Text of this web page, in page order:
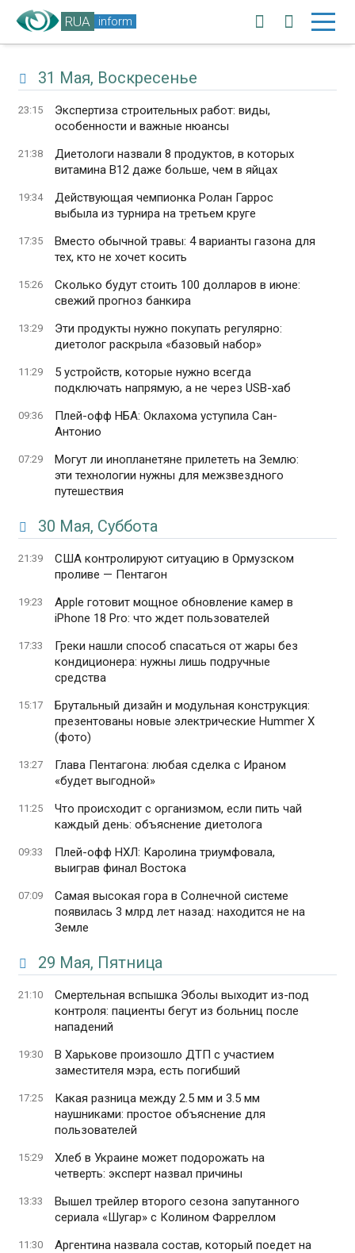
RUA inform
31 Мая, Воскресенье
23:15
Экспертиза строительных работ: виды,
особенности и важные нюансы
21:38
Диетологи назвали 8 продуктов, в которых
витамина B12 даже больше, чем в яйцах
19:34
Действующая чемпионка Ролан Гаррос
выбыла из турнира на третьем круге
17:35
Вместо обычной травы: 4 варианты газона для
тех, кто не хочет косить
15:26
Сколько будут стоить 100 долларов в июне:
свежий прогноз банкира
13:29
Эти продукты нужно покупать регулярно:
диетолог раскрыла «базовый набор»
11:29
5 устройств, которые нужно всегда
подключать напрямую, а не через USB-хаб
09:36
Плей-офф НБА: Оклахома уступила Сан-
Антонио
07:29
Могут ли инопланетяне прилететь на Землю:
эти технологии нужны для межзвездного
путешествия
30 Мая, Суббота
21:39
США контролируют ситуацию в Ормузском
проливе — Пентагон
19:23
Apple готовит мощное обновление камер в
iPhone 18 Pro: что ждет пользователей
17:33
Греки нашли способ спасаться от жары без
кондиционера: нужны лишь подручные
средства
15:17
Брутальный дизайн и модульная конструкция:
презентованы новые электрические Hummer X
(фото)
13:27
Глава Пентагона: любая сделка с Ираном
«будет выгодной»
11:25
Что происходит с организмом, если пить чай
каждый день: объяснение диетолога
09:33
Плей-офф НХЛ: Каролина триумфовала,
выиграв финал Востока
07:09
Самая высокая гора в Солнечной системе
появилась 3 млрд лет назад: находится не на
Земле
29 Мая, Пятница
21:10
Смертельная вспышка Эболы выходит из-под
контроля: пациенты бегут из больниц после
нападений
19:30
В Харькове произошло ДТП с участием
заместителя мэра, есть погибший
17:25
Какая разница между 2.5 мм и 3.5 мм
наушниками: простое объяснение для
пользователей
15:29
Хлеб в Украине может подорожать на
четверть: эксперт назвал причины
13:33
Вышел трейлер второго сезона запутанного
сериала «Шугар» с Колином Фарреллом
11:30
Аргентина назвала состав, который поедет на